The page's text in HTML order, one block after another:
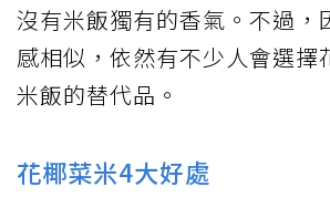
沒有米飯獨有的香氣。不過，
感相似，依然有不少人會選擇
米飯的替代品。
花椰菜米4大好處